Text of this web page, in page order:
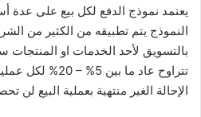
يعتمد نموذج الدفع لكل بيع على عدة
النموذج يتم تطبيقه من الكثير من
بالتسويق لأحد الخدمات او
تتراوح عاد ما بين
الإحالة الغير منتهية بعملية البيع